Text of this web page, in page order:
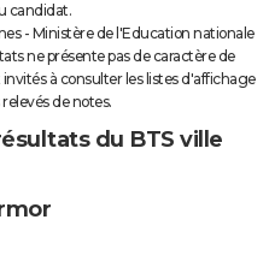
candidat.
- Ministère de l'Education nationale
ne présente pas de caractère de
à consulter les listes d'affichage
de notes.
du BTS ville